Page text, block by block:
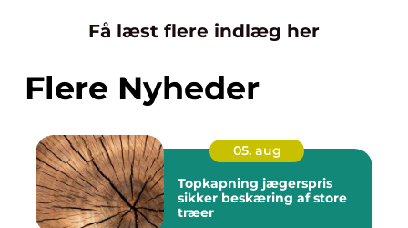
Få læst flere indlæg her
Flere Nyheder
05. aug
Topkapning jægerspris
sikker beskæring af store
træer